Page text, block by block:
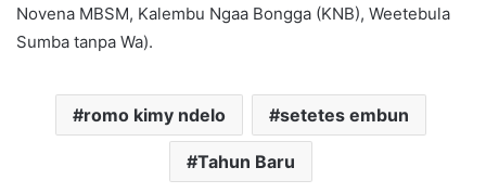
Novena MBSM, Kalembu Ngaa Bongga (KNB), Weetebula
Sumba tanpa Wa).
romo kimy ndelo setetes embun
Tahun Baru